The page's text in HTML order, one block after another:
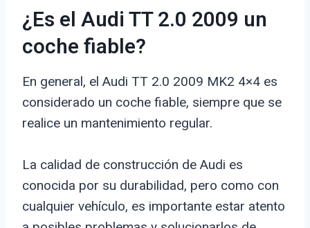
¿Es el Audi TT 2.0 2009 un
coche fiable?
En general, el Audi TT 2.0 2009 MK2 4×4 es
considerado un coche fiable, siempre que se
realice un mantenimiento regular.
La calidad de construcción de Audi es
conocida por su durabilidad, pero como con
cualquier vehículo, es importante estar atento